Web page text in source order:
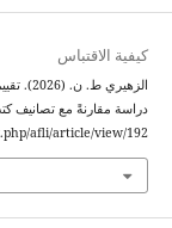
كيفية الاقتباس
دراسة مقارنةً مع تصانيف
afli/article/view/192